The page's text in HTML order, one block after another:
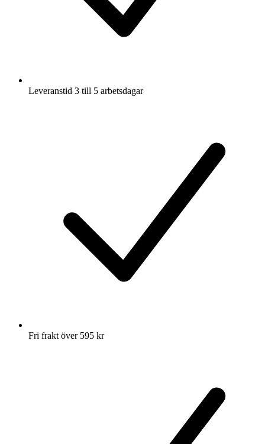
Leveranstid 3 till 5 arbetsdagar
Fri frakt över 595 kr